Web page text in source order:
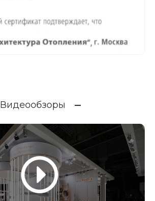
Видеообзоры